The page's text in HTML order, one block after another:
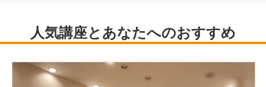
創作活動としてソロ作品をはじめ、グループ作品なども創
作し、公演やショーで踊る。
やダンススタジオ、ダンスチームのインストラクターとし
て振付指導を担当する。